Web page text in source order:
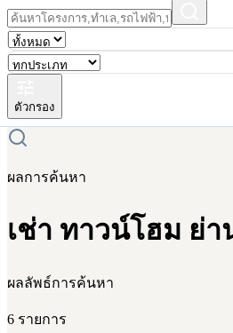
ตัวกรอง
ผลการค้นหา
เช่า ทาวน์โฮม ย่
ผลลัพธ์การค้นหา
6 รายการ